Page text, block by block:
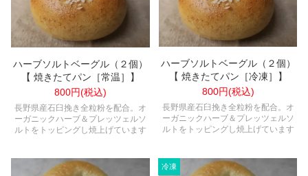
ハーブソルトベーグル（２個）
【 焼きたてパン［常温］】
800円(税込)
長野県産石臼挽き全粒粉を配合。オ
ーガニックハーブ＆プレッツェルソ
ルトをトッピングし焼上げています
ハーブソルトベーグル（２個）
【 焼きたてパン［冷凍］】
800円(税込)
長野県産石臼挽き全粒粉を配合。オ
ーガニックハーブ＆プレッツェルソ
ルトをトッピングし焼上げています